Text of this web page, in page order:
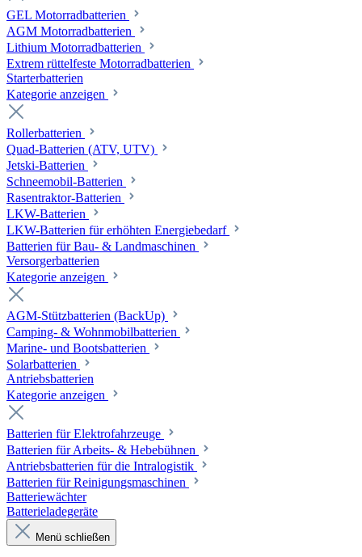
GEL Motorradbatterien
AGM Motorradbatterien
Lithium Motorradbatterien
Extrem rüttelfeste Motorradbatterien
Starterbatterien
Kategorie anzeigen
Rollerbatterien
Quad-Batterien (ATV, UTV)
Jetski-Batterien
Schneemobil-Batterien
Rasentraktor-Batterien
LKW-Batterien
LKW-Batterien für erhöhten Energiebedarf
Batterien für Bau- & Landmaschinen
Versorgerbatterien
Kategorie anzeigen
AGM-Stützbatterien (BackUp)
Camping- & Wohnmobilbatterien
Marine- und Bootsbatterien
Solarbatterien
Antriebsbatterien
Kategorie anzeigen
Batterien für Elektrofahrzeuge
Batterien für Arbeits- & Hebebühnen
Antriebsbatterien für die Intralogistik
Batterien für Reinigungsmaschinen
Batteriewächter
Batterieladegeräte
Menü schließen